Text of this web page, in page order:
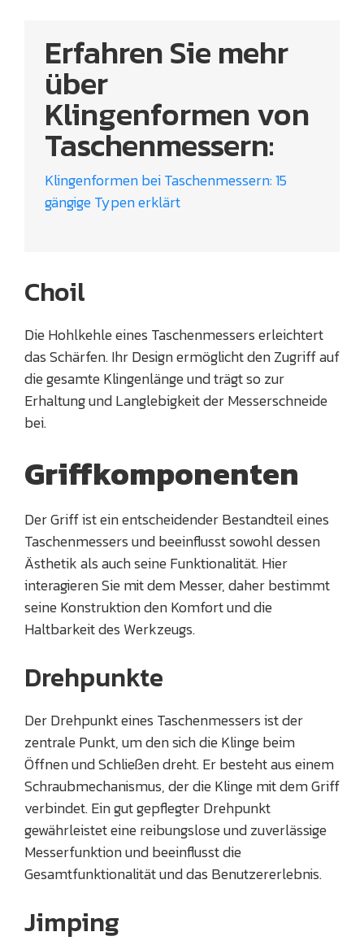
Erfahren Sie mehr
über
Klingenformen von
Taschenmessern:
Klingenformen bei Taschenmessern: 15
gängige Typen erklärt
Choil
Die Hohlkehle eines Taschenmessers erleichtert
das Schärfen. Ihr Design ermöglicht den Zugriff auf
die gesamte Klingenlänge und trägt so zur
Erhaltung und Langlebigkeit der Messerschneide
bei.
Griffkomponenten
Der Griff ist ein entscheidender Bestandteil eines
Taschenmessers und beeinflusst sowohl dessen
Ästhetik als auch seine Funktionalität. Hier
interagieren Sie mit dem Messer, daher bestimmt
seine Konstruktion den Komfort und die
Haltbarkeit des Werkzeugs.
Drehpunkte
Der Drehpunkt eines Taschenmessers ist der
zentrale Punkt, um den sich die Klinge beim
Öffnen und Schließen dreht. Er besteht aus einem
Schraubmechanismus, der die Klinge mit dem Griff
verbindet. Ein gut gepflegter Drehpunkt
gewährleistet eine reibungslose und zuverlässige
Messerfunktion und beeinflusst die
Gesamtfunktionalität und das Benutzererlebnis.
Jimping